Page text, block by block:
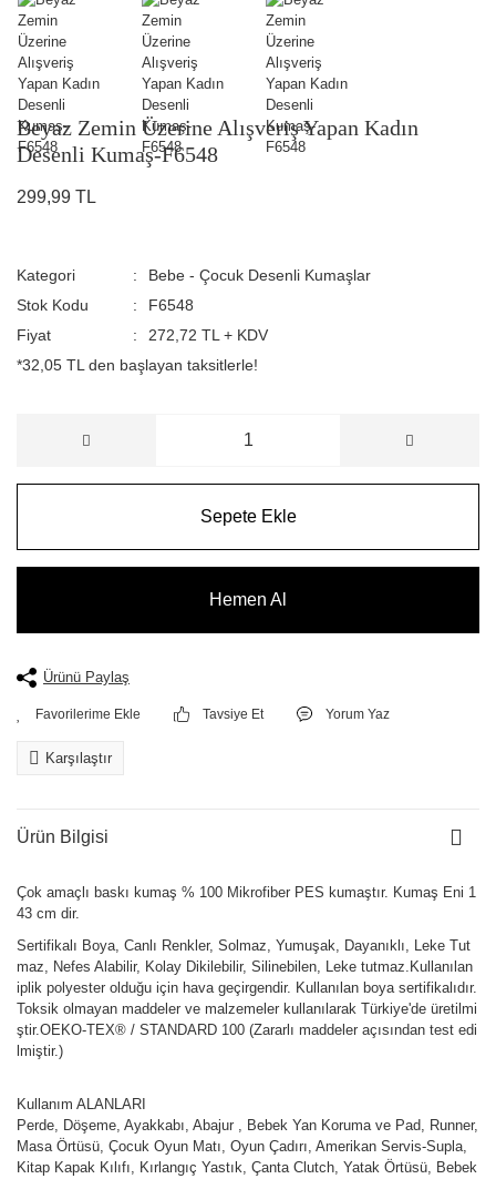
Beyaz Zemin Üzerine Alışveriş Yapan Kadın
Desenli Kumaş-F6548
299,99 TL
Kategori
Bebe - Çocuk Desenli Kumaşlar
Stok Kodu
F6548
Fiyat
272,72 TL + KDV
*32,05 TL den başlayan taksitlerle!
Sepete Ekle
Hemen Al
Ürünü Paylaş
Tavsiye Et Yorum Yaz
Karşılaştır
Ürün Bilgisi
Çok amaçlı baskı kumaş % 100 Mikrofiber PES kumaştır. Kumaş Eni 1
43 cm dir.
Sertifikalı Boya, Canlı Renkler, Solmaz, Yumuşak, Dayanıklı, Leke Tut
maz, Nefes Alabilir, Kolay Dikilebilir, Silinebilen, Leke tutmaz.Kullanılan
iplik polyester olduğu için hava geçirgendir. Kullanılan boya sertifikalıdır.
Toksik olmayan maddeler ve malzemeler kullanılarak Türkiye'de üretilmi
ştir.OEKO-TEX® / STANDARD 100 (Zararlı maddeler açısından test edi
lmiştir.)
Kullanım ALANLARI
Perde, Döşeme, Ayakkabı, Abajur , Bebek Yan Koruma ve Pad, Runner,
Masa Örtüsü, Çocuk Oyun Matı, Oyun Çadırı, Amerikan Servis-Supla,
Kitap Kapak Kılıfı, Kırlangıç Yastık, Çanta Clutch, Yatak Örtüsü, Bebek